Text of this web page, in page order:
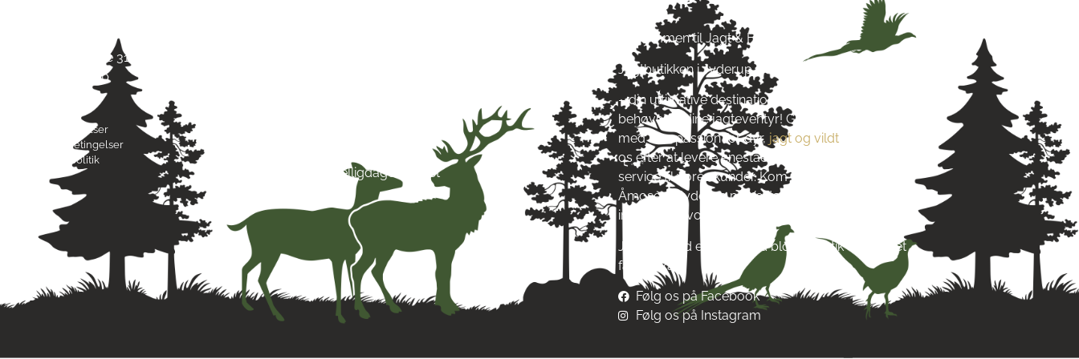
Skarridsøgade 31 B
4450 Jyderup
Byttebetingelser
Handelsbetingelser
Privatlivspolitik
Helligdage: Lukket
Velkommen til Jagt & Hund
Jagtbutikken i Jyderup
– din ultimative destination for alt, hvad du
behøver til dine jagteventyr! Grundlagt i 2016
med stor passion for dyr, jagt og vildt. Vi stræber
os efter at levere enestående produkter og
service til vores kunder. Kom og besøg os tæt på
Åmosen i Jyderup på Vestsjælland og lad dig
inspirere af vores passion.
Jagt & Hund er mere end blot en butik – det er et
fællesskab!
Følg os på Facebook
Følg os på Instagram